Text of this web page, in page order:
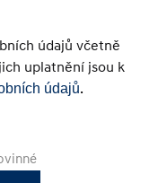
údajů včetně
uplatnění jsou k
údajů.